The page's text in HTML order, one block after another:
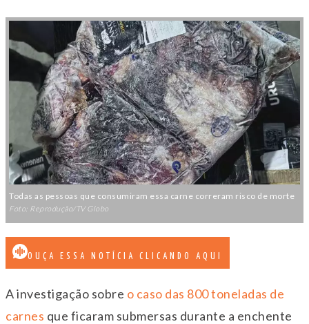
Todas as pessoas que consumiram essa carne correram risco de morte
Foto: Reprodução/TV Globo
OUÇA ESSA NOTÍCIA CLICANDO AQUI
A investigação sobre o caso das 800 toneladas de
carnes que ficaram submersas durante a enchente